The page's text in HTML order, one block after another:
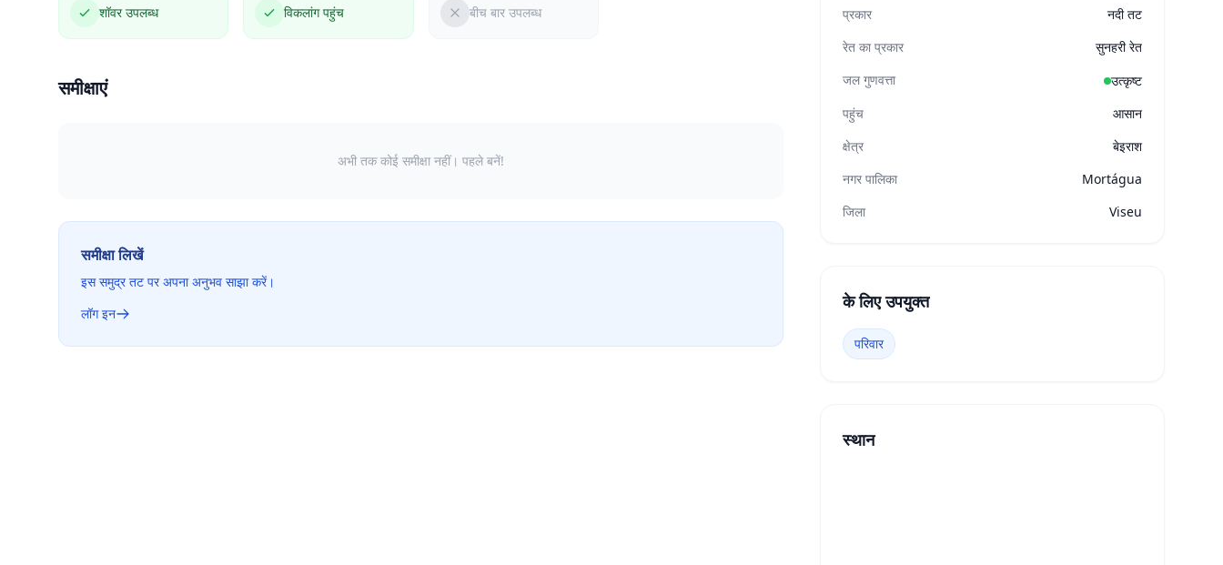
शॉवर उपलब्ध विकलांग पहुंच बीच बार उपलब्ध
समीक्षाएं
अभी तक कोई समीक्षा नहीं। पहले बनें!
समीक्षा लिखें
इस समुद्र तट पर अपना अनुभव साझा करें।
लॉग इन
प्रकार
नदी तट
रेत का प्रकार
सुनहरी रेत
जल गुणवत्ता
उत्कृष्ट
पहुंच
आसान
क्षेत्र
बेइराश
नगर पालिका
Mortágua
जिला
Viseu
के लिए उपयुक्त
परिवार
स्थान